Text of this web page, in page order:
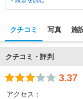
クチコミ 写真 施
クチコミ・評判
3.37
アクセス：